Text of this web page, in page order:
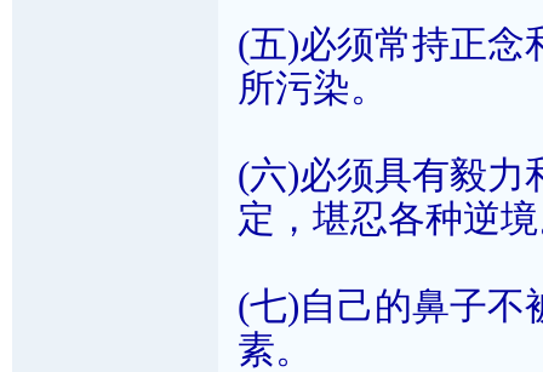
(五)必须常持正念
所污染。
(六)必须具有毅力
定，堪忍各种逆
(七)自己的鼻子不
素。